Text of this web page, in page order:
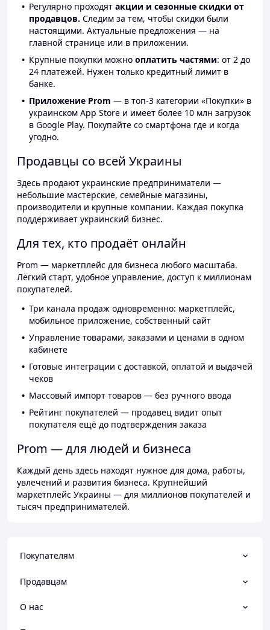
Регулярно проходят акции и сезонные скидки от
продавцов. Следим за тем, чтобы скидки были
настоящими. Актуальные предложения — на
главной странице или в приложении.
Крупные покупки можно оплатить частями: от 2 до
24 платежей. Нужен только кредитный лимит в
банке.
Приложение Prom — в топ-3 категории «Покупки» в
украинском App Store и имеет более 10 млн загрузок
в Google Play. Покупайте со смартфона где и когда
угодно.
Продавцы со всей Украины
Здесь продают украинские предприниматели —
небольшие мастерские, семейные магазины,
производители и крупные компании. Каждая покупка
поддерживает украинский бизнес.
Для тех, кто продаёт онлайн
Prom — маркетплейс для бизнеса любого масштаба.
Лёгкий старт, удобное управление, доступ к миллионам
покупателей.
Три канала продаж одновременно: маркетплейс,
мобильное приложение, собственный сайт
Управление товарами, заказами и ценами в одном
кабинете
Готовые интеграции с доставкой, оплатой и выдачей
чеков
Массовый импорт товаров — без ручного ввода
Рейтинг покупателей — продавец видит опыт
покупателя ещё до подтверждения заказа
Prom — для людей и бизнеса
Каждый день здесь находят нужное для дома, работы,
увлечений и развития бизнеса. Крупнейший
маркетплейс Украины — для миллионов покупателей и
тысяч предпринимателей.
Покупателям
Продавцам
О нас